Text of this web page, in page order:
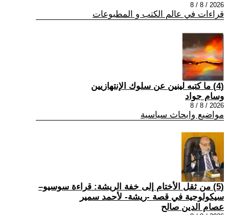
2026 / 8 / 8
قراءات في عالم الكتب و المطبوعات
(4) ما كتبه لينين عن سلوك الإنتهازيين
وسام جواد
2026 / 8 / 8
مواضيع وابحاث سياسية
(5) من ثقل الأختام إلى خفة الريشة: قراءة سوسيو–
سيكولوجية في قصة -ريشة- لأحمد سمير
عصام الدين صالح